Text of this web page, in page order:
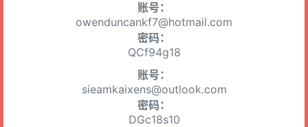
账号：
owenduncankf7@hotmail.com
密码：
QCf94g18
账号：
sieamkaixens@outlook.com
密码：
DGc18s10